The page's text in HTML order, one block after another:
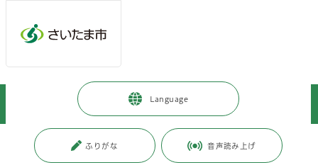
Language
ふりがな 音声読み上げ
市政情報 人口・統計 > 人口・世帯数
さいたま市の人口・世帯（令和4年）
更新日付：2024年8月6日 / ページ番号：C085538